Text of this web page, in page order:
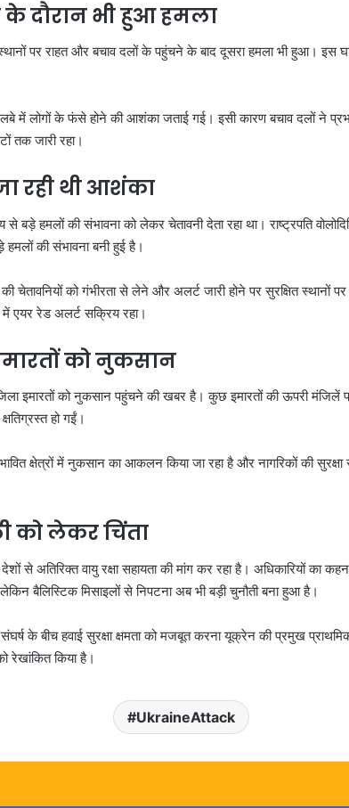
दौरान भी हुआ हमला
पर राहत और बचाव दलों के पहुंचने के बाद दूसरा हमला भी हुआ। इस
में लोगों के फंसे होने की आशंका जताई गई। इसी कारण बचाव दलों ने
तक जारी रहा।
रही थी आशंका
हमलों की संभावना को लेकर चेतावनी देता रहा था। राष्ट्रपति
की संभावना बनी हुई है।
चेतावनियों को गंभीरता से लेने और अलर्ट जारी होने पर सुरक्षित स्थानों
एयर रेड अलर्ट सक्रिय रहा।
को नुकसान
इमारतों को नुकसान पहुंचने की खबर है। कुछ इमारतों की ऊपरी मंजिलें
हो गईं।
क्षेत्रों में नुकसान का आकलन किया जा रहा है और नागरिकों की
को लेकर चिंता
से अतिरिक्त वायु रक्षा सहायता की मांग कर रहा है। अधिकारियों का
बैलिस्टिक मिसाइलों से निपटना अब भी बड़ी चुनौती बना हुआ है।
संघर्ष के बीच हवाई सुरक्षा क्षमता को मजबूत करना यूक्रेन की प्रमुख
रेखांकित किया है।
UkraineAttack